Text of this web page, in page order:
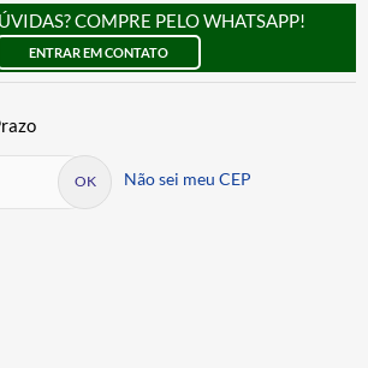
COMPRE PELO WHATSAPP!
ENTRAR EM CONTATO
Não sei meu CEP